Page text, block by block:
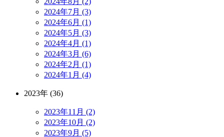
2024年7月 (3)
2024年6月 (1)
2024年5月 (3)
2024年4月 (1)
2024年3月 (6)
2024年2月 (1)
2024年1月 (4)
2023年 (36)
2023年11月 (2)
2023年10月 (2)
2023年9月 (5)